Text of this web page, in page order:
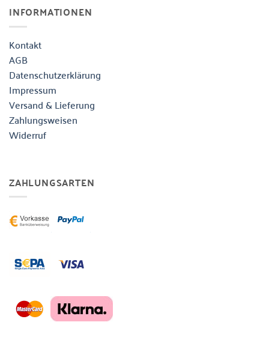
INFORMATIONEN
Kontakt
AGB
Datenschutzerklärung
Impressum
Versand & Lieferung
Zahlungsweisen
Widerruf
ZAHLUNGSARTEN